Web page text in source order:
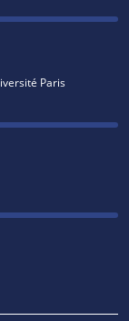
Paris